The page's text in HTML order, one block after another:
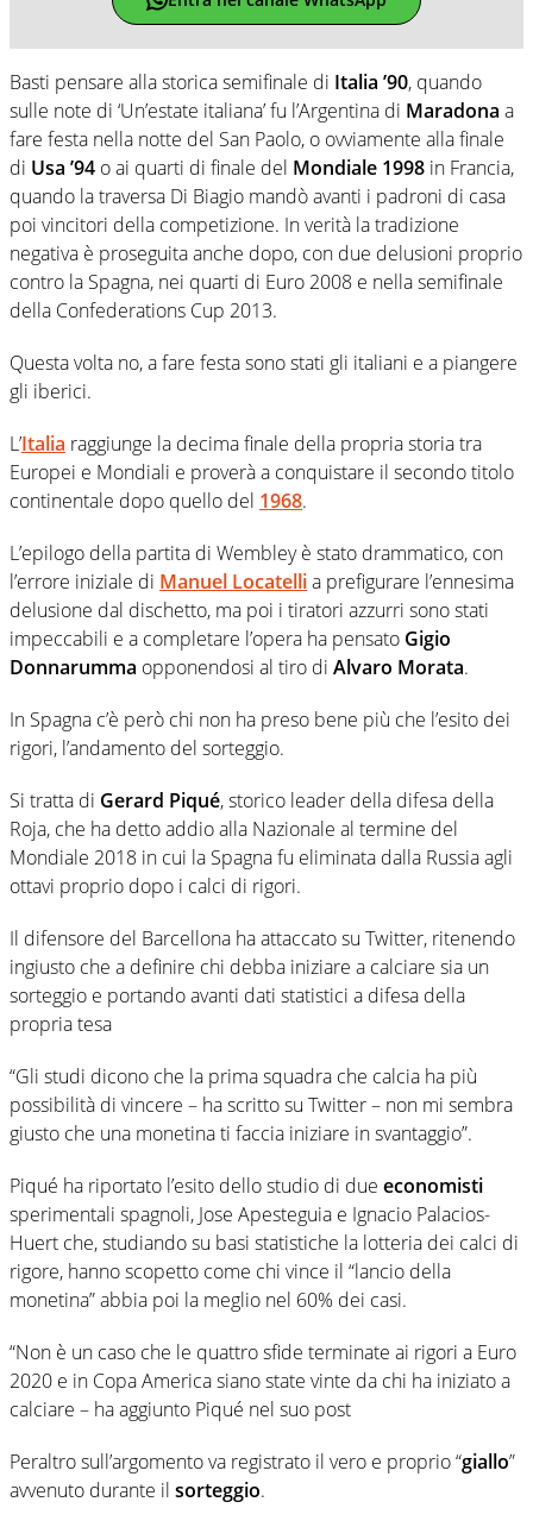
Basti pensare alla storica semifinale di Italia ’90, quando
sulle note di ‘Un’estate italiana’ fu l’Argentina di Maradona a
fare festa nella notte del San Paolo, o ovviamente alla finale
di Usa ’94 o ai quarti di finale del Mondiale 1998 in Francia,
quando la traversa Di Biagio mandò avanti i padroni di casa
poi vincitori della competizione. In verità la tradizione
negativa è proseguita anche dopo, con due delusioni proprio
contro la Spagna, nei quarti di Euro 2008 e nella semifinale
della Confederations Cup 2013.
Questa volta no, a fare festa sono stati gli italiani e a piangere
gli iberici.
L’Italia raggiunge la decima finale della propria storia tra
Europei e Mondiali e proverà a conquistare il secondo titolo
continentale dopo quello del 1968.
L’epilogo della partita di Wembley è stato drammatico, con
l’errore iniziale di Manuel Locatellia prefigurare l’ennesima
delusione dal dischetto, ma poi i tiratori azzurri sono stati
impeccabili e a completare l’opera ha pensato Gigio
Donnarumma opponendosi al tiro di Alvaro Morata.
In Spagna c’è però chi non ha preso bene più che l’esito dei
rigori, l’andamento del sorteggio.
Si tratta di Gerard Piqué, storico leader della difesa della
Roja, che ha detto addio alla Nazionale al termine del
Mondiale 2018 in cui la Spagna fu eliminata dalla Russia agli
ottavi proprio dopo i calci di rigori.
Il difensore del Barcellona ha attaccato su Twitter, ritenendo
ingiusto che a definire chi debba iniziare a calciare sia un
sorteggio e portando avanti dati statistici a difesa della
propria tesa
“Gli studi dicono che la prima squadra che calcia ha più
possibilità di vincere – ha scritto su Twitter – non mi sembra
giusto che una monetina ti faccia iniziare in svantaggio”.
Piqué ha riportato l’esito dello studio di due economisti
sperimentali spagnoli, Jose Apesteguia e Ignacio Palacios-
Huert che, studiando su basi statistiche la lotteria dei calci di
rigore, hanno scopetto come chi vince il “lancio della
monetina” abbia poi la meglio nel 60% dei casi.
“Non è un caso che le quattro sfide terminate ai rigori a Euro
2020 e in Copa America siano state vinte da chi ha iniziato a
calciare – ha aggiunto Piqué nel suo post
Peraltro sull’argomento va registrato il vero e proprio “giallo”
avvenuto durante il sorteggio.